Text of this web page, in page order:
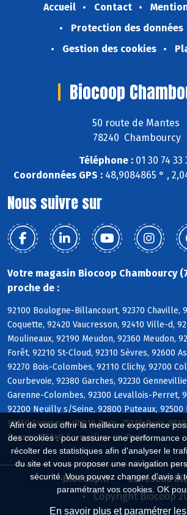
Afin de vous offrir la meilleure expérience
des cookies : pour assurer une performance
récolter des statistiques afin d'analyser le
du site et vous proposer une navigation
sécurité. Vous pouvez changer d'avis à
paramétrant vos cookies. OK
En savoir plus et paramétrer
Accueil Contact
Protection des données
Gestion des cookies
Biocoop
50 route de Mantes
78240 Chambourcy
Téléphone :01 30 74 33
Coordonnées GPS :48,9084865 ° ,
Nous suivre sur
Votre magasin Biocoop Chambourcy
proche de :
92100 Boulogne-Billancourt, 92370 Chaville,
Coquette, 92420 Vaucresson, 92410 Ville-d,
Moulineaux, 92190 Meudon, 92360 Meudon,
Forêt, 92210 St-Cloud, 92310 Sèvres, 92600
92270 Bois-Colombes, 92110 Clichy, 92700
Courbevoie, 92380 Garches, 92230
Garenne-Colombes, 92300 Levallois-Perret,
92200 Neuilly s/Seine, 92800 Puteaux, 92500
92150 Suresnes, 75016 Paris, 75116 Paris,
Bezons, 95240 Cormeilles-en-Parisis
Biocoop.fr
Le réseau
Copyright Biocoop